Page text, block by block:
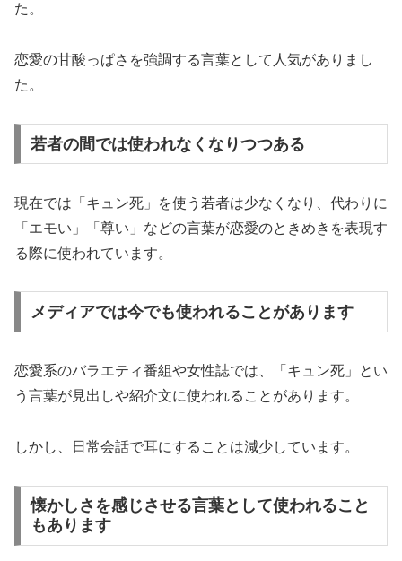
た。
恋愛の甘酸っぱさを強調する言葉として人気がありまし
た。
若者の間では使われなくなりつつある
現在では「キュン死」を使う若者は少なくなり、代わりに
「エモい」「尊い」などの言葉が恋愛のときめきを表現す
る際に使われています。
メディアでは今でも使われることがあります
恋愛系のバラエティ番組や女性誌では、「キュン死」とい
う言葉が見出しや紹介文に使われることがあります。
しかし、日常会話で耳にすることは減少しています。
懐かしさを感じさせる言葉として使われること
もあります